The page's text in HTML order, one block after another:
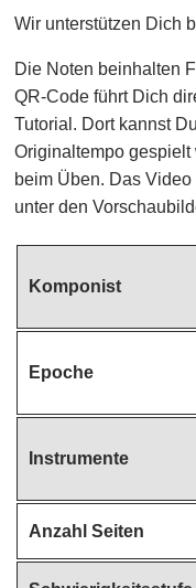
Wir unterstützen Dich
Die Noten beinhalten
QR-Code führt Dich
Tutorial. Dort kannst
Originaltempo
beim Üben. Das
unter den
Komponist
Epoche
Instrumente
Anzahl Seiten